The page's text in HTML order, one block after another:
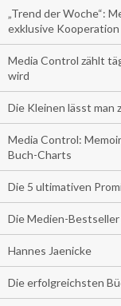
„Trend der Woche“:
exklusive Kooperation
Media Control zählt
wird
Die Kleinen lässt man
Media Control:
Buch-Charts
Die 5 ultimativen
Die Medien-Bestseller
Hannes Jaenicke
Die erfolgreichsten